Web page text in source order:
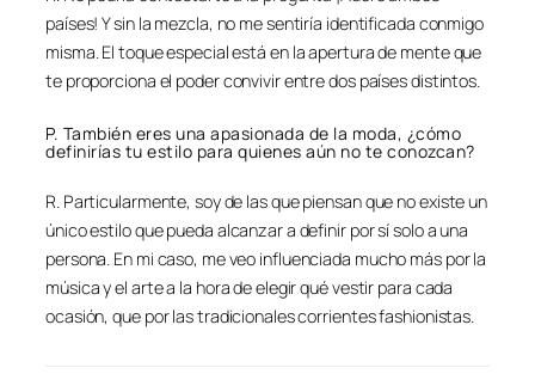
países! Y sin la mezcla, no me sentiría identificada conmigo
misma. El toque especial está en la apertura de mente que
te proporciona el poder convivir entre dos países distintos.
P. También eres una apasionada de la moda, ¿cómo
definirías tu estilo para quienes aún no te conozcan?
R. Particularmente, soy de las que piensan que no existe un
único estilo que pueda alcanzar a definir por sí solo a una
persona. En mi caso, me veo influenciada mucho más por la
música y el arte a la hora de elegir qué vestir para cada
ocasión, que por las tradicionales corrientes fashionistas.